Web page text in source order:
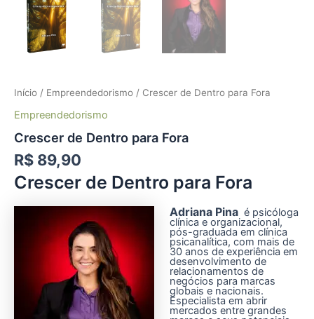
Início / Empreendedorismo / Crescer de Dentro para Fora
Empreendedorismo
Crescer de Dentro para Fora
R$ 89,90
Crescer de Dentro para Fora
Adriana Pina é psicóloga
clínica e organizacional,
pós-graduada em clínica
psicanalítica, com mais de
30 anos de experiência em
desenvolvimento de
relacionamentos de
negócios para marcas
globais e nacionais.
Especialista em abrir
mercados entre grandes